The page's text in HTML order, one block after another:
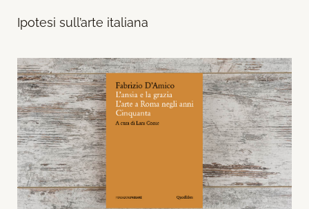
Ipotesi sull’arte italiana